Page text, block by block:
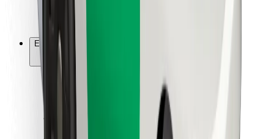
Éttermeknek
Bolt for Business
Egyéb
Felhasználási feltételek